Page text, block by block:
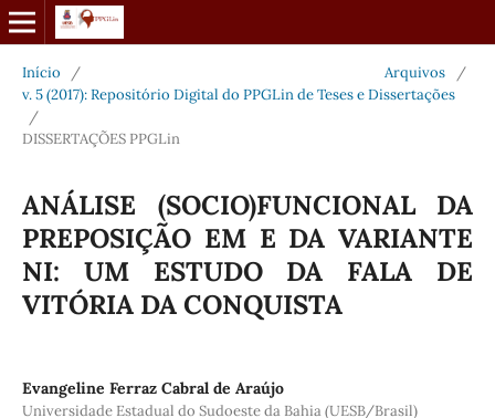
Início / Arquivos
/
v. 5 (2017): Repositório Digital do PPGLin de Teses e Dissertações
/
DISSERTAÇÕES PPGLin
ANÁLISE (SOCIO)FUNCIONAL DA
PREPOSIÇÃO EM E DA VARIANTE
NI: UM ESTUDO DA FALA DE
VITÓRIA DA CONQUISTA
Evangeline Ferraz Cabral de Araújo
Universidade Estadual do Sudoeste da Bahia (UESB/Brasil)